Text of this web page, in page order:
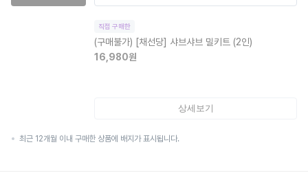
직접 구매한
(구매불가) [채선당] 샤브샤브 밀키트 (2인)
16,980원
상세보기
최근 12개월 이내 구매한 상품에 배지가 표시됩니다.